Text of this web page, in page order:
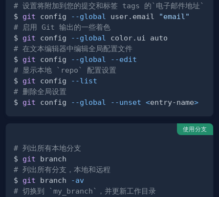
# 设置将附加到您的提交和标签 tags 的`电子邮件地址`
$ git config --global user.email
"email"
# 启用 Git 输出的一些着色
$ git config --global
# 在文本编辑器中编辑全局配置文件
$ git config --global
--edit
# 显示本地 `repo` 配置设置
$ git config
--list
# 删除全局设置
$ git config --global --unset <entry-name>
使用分支
# 列出所有本地分支
$ git
# 列出所有分支，本地和远程
$ git branch
-av
# 切换到 `my_branch`，并更新工作目录